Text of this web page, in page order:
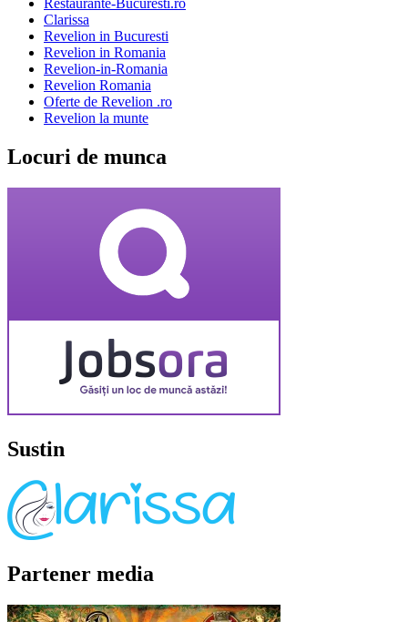
Restaurante-Bucuresti.ro
Clarissa
Revelion in Bucuresti
Revelion in Romania
Revelion-in-Romania
Revelion Romania
Oferte de Revelion .ro
Revelion la munte
Locuri de munca
Sustin
Partener media